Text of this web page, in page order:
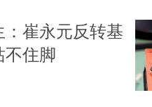
崔永元反转基
不住脚